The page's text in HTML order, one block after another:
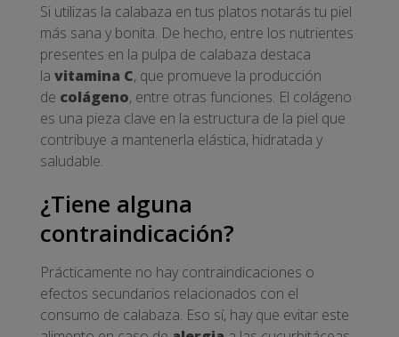
Si utilizas la calabaza en tus platos notarás tu piel
más sana y bonita. De hecho, entre los nutrientes
presentes en la pulpa de calabaza destaca
la vitamina C, que promueve la producción
de colágeno, entre otras funciones. El colágeno
es una pieza clave en la estructura de la piel que
contribuye a mantenerla elástica, hidratada y
saludable.
¿Tiene alguna
contraindicación?
Prácticamente no hay contraindicaciones o
efectos secundarios relacionados con el
consumo de calabaza. Eso sí, hay que evitar este